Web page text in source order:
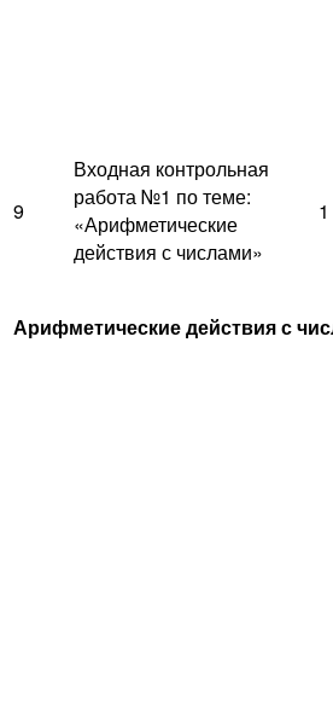
9
Входная контрольная
работа №1 по теме:
«Арифметические
действия с числами»
1
Арифметические действия с